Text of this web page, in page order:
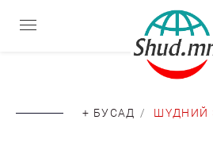
+ БУСАД / ШҮДНИЙ